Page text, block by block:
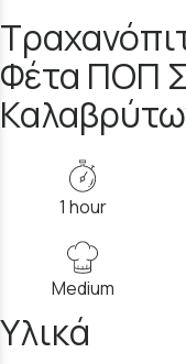
Φέτα ΠΟΠ
1 hour
Medium
Υλικά